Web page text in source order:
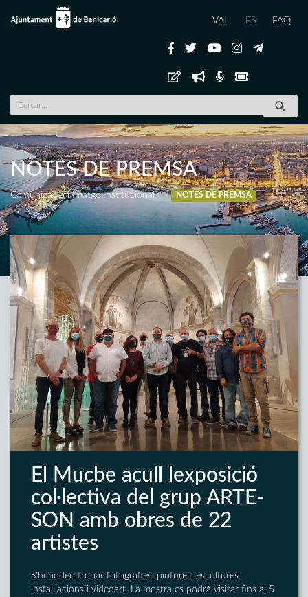
VAL ES FAQ
NOTES DE PREMSA
Comunicació i Imatge Institucional NOTES DE PREMSA
El Mucbe acull lexposició
col·lectiva del grup ARTE-
SON amb obres de 22
artistes
S'hi poden trobar fotografies, pintures, escultures,
instal·lacions i videoart. La mostra es podrà visitar fins al 5